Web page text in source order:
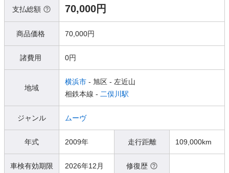
支払総額 70,000円
商品価格 70,000円
諸費用 0円
地域
横浜市 - 旭区 - 左近山
相鉄本線 - 二俣川駅
ジャンル ムーヴ
年式 2009年 走行距離 109,000km
車検有効期限 2026年12月 修復歴